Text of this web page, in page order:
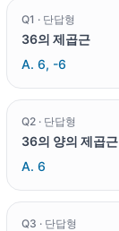
Q1 · 단답형
36의 제곱근
A. 6, -6
Q2 · 단답형
36의 양의 제곱근
A. 6
Q3 · 단답형